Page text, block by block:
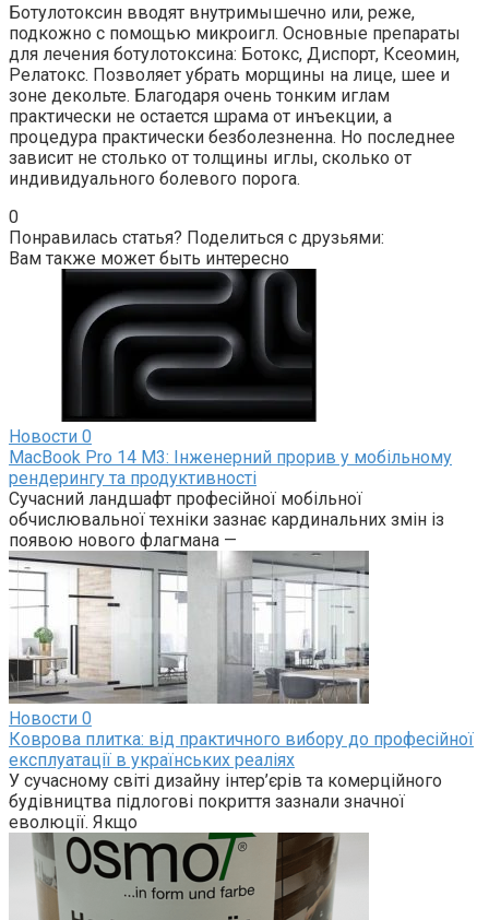
Ботулотоксин вводят внутримышечно или, реже,
подкожно с помощью микроигл. Основные препараты
для лечения ботулотоксина: Ботокс, Диспорт, Ксеомин,
Релатокс. Позволяет убрать морщины на лице, шее и
зоне декольте. Благодаря очень тонким иглам
практически не остается шрама от инъекции, а
процедура практически безболезненна. Но последнее
зависит не столько от толщины иглы, сколько от
индивидуального болевого порога.
0
Понравилась статья? Поделиться с друзьями:
Вам также может быть интересно
Новости 0
MacBook Pro 14 M3: Інженерний прорив у мобільному
рендерингу та продуктивності
Сучасний ландшафт професійної мобільної
обчислювальної техніки зазнає кардинальних змін із
появою нового флагмана —
Новости 0
Коврова плитка: від практичного вибору до професійної
експлуатації в українських реаліях
У сучасному світі дизайну інтер’єрів та комерційного
будівництва підлогові покриття зазнали значної
еволюції. Якщо